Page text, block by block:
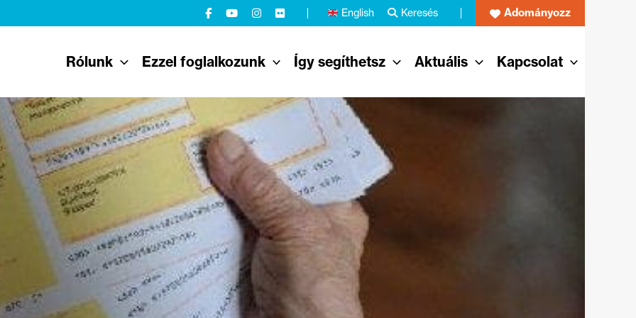
English Keresés Adományozz
Rólunk Ezzel foglalkozunk Így segíthetsz Aktuális Kapcsolat